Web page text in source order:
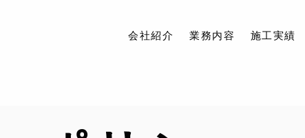
会社紹介 業務内容 施工実績
業務内容